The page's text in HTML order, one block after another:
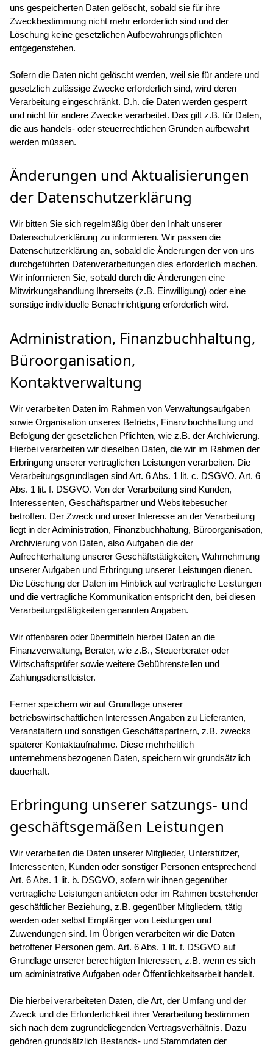
uns gespeicherten Daten gelöscht, sobald sie für ihre
Zweckbestimmung nicht mehr erforderlich sind und der
Löschung keine gesetzlichen Aufbewahrungspflichten
entgegenstehen.
Sofern die Daten nicht gelöscht werden, weil sie für andere und
gesetzlich zulässige Zwecke erforderlich sind, wird deren
Verarbeitung eingeschränkt. D.h. die Daten werden gesperrt
und nicht für andere Zwecke verarbeitet. Das gilt z.B. für Daten,
die aus handels- oder steuerrechtlichen Gründen aufbewahrt
werden müssen.
Änderungen und Aktualisierungen
der Datenschutzerklärung
Wir bitten Sie sich regelmäßig über den Inhalt unserer
Datenschutzerklärung zu informieren. Wir passen die
Datenschutzerklärung an, sobald die Änderungen der von uns
durchgeführten Datenverarbeitungen dies erforderlich machen.
Wir informieren Sie, sobald durch die Änderungen eine
Mitwirkungshandlung Ihrerseits (z.B. Einwilligung) oder eine
sonstige individuelle Benachrichtigung erforderlich wird.
Administration, Finanzbuchhaltung,
Büroorganisation,
Kontaktverwaltung
Wir verarbeiten Daten im Rahmen von Verwaltungsaufgaben
sowie Organisation unseres Betriebs, Finanzbuchhaltung und
Befolgung der gesetzlichen Pflichten, wie z.B. der Archivierung.
Hierbei verarbeiten wir dieselben Daten, die wir im Rahmen der
Erbringung unserer vertraglichen Leistungen verarbeiten. Die
Verarbeitungsgrundlagen sind Art. 6 Abs. 1 lit. c. DSGVO, Art. 6
Abs. 1 lit. f. DSGVO. Von der Verarbeitung sind Kunden,
Interessenten, Geschäftspartner und Websitebesucher
betroffen. Der Zweck und unser Interesse an der Verarbeitung
liegt in der Administration, Finanzbuchhaltung, Büroorganisation,
Archivierung von Daten, also Aufgaben die der
Aufrechterhaltung unserer Geschäftstätigkeiten, Wahrnehmung
unserer Aufgaben und Erbringung unserer Leistungen dienen.
Die Löschung der Daten im Hinblick auf vertragliche Leistungen
und die vertragliche Kommunikation entspricht den, bei diesen
Verarbeitungstätigkeiten genannten Angaben.
Wir offenbaren oder übermitteln hierbei Daten an die
Finanzverwaltung, Berater, wie z.B., Steuerberater oder
Wirtschaftsprüfer sowie weitere Gebührenstellen und
Zahlungsdienstleister.
Ferner speichern wir auf Grundlage unserer
betriebswirtschaftlichen Interessen Angaben zu Lieferanten,
Veranstaltern und sonstigen Geschäftspartnern, z.B. zwecks
späterer Kontaktaufnahme. Diese mehrheitlich
unternehmensbezogenen Daten, speichern wir grundsätzlich
dauerhaft.
Erbringung unserer satzungs- und
geschäftsgemäßen Leistungen
Wir verarbeiten die Daten unserer Mitglieder, Unterstützer,
Interessenten, Kunden oder sonstiger Personen entsprechend
Art. 6 Abs. 1 lit. b. DSGVO, sofern wir ihnen gegenüber
vertragliche Leistungen anbieten oder im Rahmen bestehender
geschäftlicher Beziehung, z.B. gegenüber Mitgliedern, tätig
werden oder selbst Empfänger von Leistungen und
Zuwendungen sind. Im Übrigen verarbeiten wir die Daten
betroffener Personen gem. Art. 6 Abs. 1 lit. f. DSGVO auf
Grundlage unserer berechtigten Interessen, z.B. wenn es sich
um administrative Aufgaben oder Öffentlichkeitsarbeit handelt.
Die hierbei verarbeiteten Daten, die Art, der Umfang und der
Zweck und die Erforderlichkeit ihrer Verarbeitung bestimmen
sich nach dem zugrundeliegenden Vertragsverhältnis. Dazu
gehören grundsätzlich Bestands- und Stammdaten der